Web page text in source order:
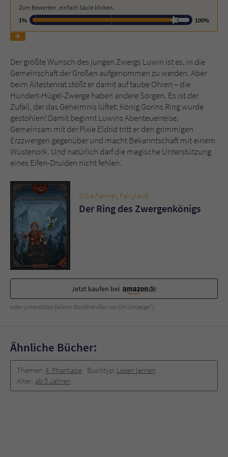
Zum Bewerten, einfach Säule klicken.
1%
100%
Der größte Wunsch des jungen Zwergs Luwin ist es, in die
Gemeinschaft der Großen aufgenommen zu werden. Aber
beim Ältestenrat stößt er damit auf taube Ohren – die
Hundert-Hügel-Zwerge haben andere Sorgen. Es ist der
Zufall, der das Geheimnis lüftet: König Gorins Ring wurde
gestohlen! Damit beginnt Luwins Abenteuerreise.
Gemeinsam mit der Pixie Eldrid tritt er den grimmigen
Erzzwergen gegenüber und macht Bekanntschaft mit einem
Wüstenork. Und natürlich darf die magische Unterstützung
eines Elfen-Druiden nicht fehlen.
Silke Farmer, Fairyland
Der Ring des Zwergenkönigs
Jetzt kaufen bei
oder unterstütze Deinen Buchhändler vor Ort (Anzeige*)
Ähnliche Bücher:
Themen: 4. Phantasie Buchtyp: Lesen lernen
Alter: ab 5 Jahren
Name tx_pwcomments_ahash
Laufzeit 1 Jahr
Zweck Cookie für Kommentare einzelner Buchtitel
Name fe_typo_user
Anbieter Literatur-Couch Medien GmbH & Co. KG
Zweck
Dieses Cookie gewährleistet die
Kommunikation der Webseite mit dem